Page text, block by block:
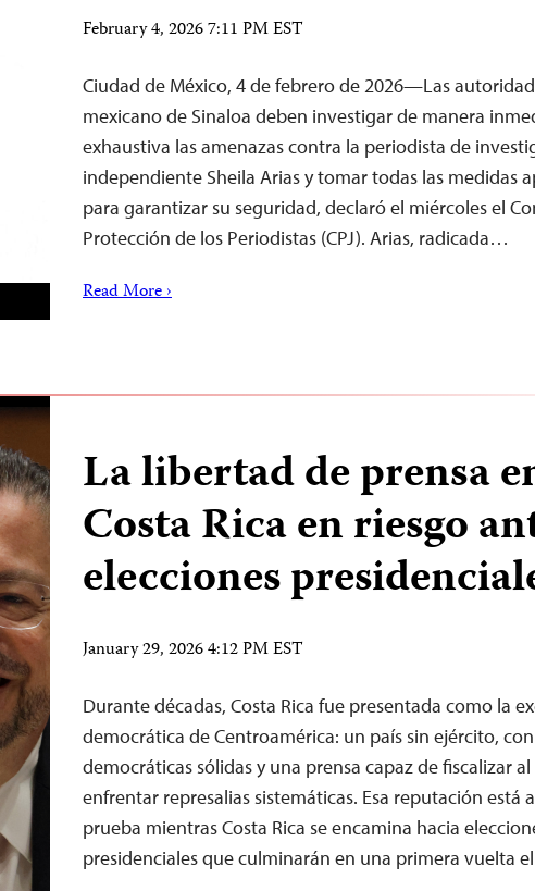
February 4, 2026 7:11 PM EST
Ciudad de México, 4 de febrero de 2026—Las
mexicano de Sinaloa deben investigar de manera
exhaustiva las amenazas contra la periodista de
independiente Sheila Arias y tomar todas las medidas
para garantizar su seguridad, declaró el miércoles el
Protección de los Periodistas (CPJ). Arias, radicada…
Read More ›
La libertad de prensa
Costa Rica en riesgo
elecciones
January 29, 2026 4:12 PM EST
Durante décadas, Costa Rica fue presentada como la
democrática de Centroamérica: un país sin ejército,
democráticas sólidas y una prensa capaz de fiscalizar
enfrentar represalias sistemáticas. Esa reputación está
prueba mientras Costa Rica se encamina hacia
presidenciales que culminarán en una primera vuelta